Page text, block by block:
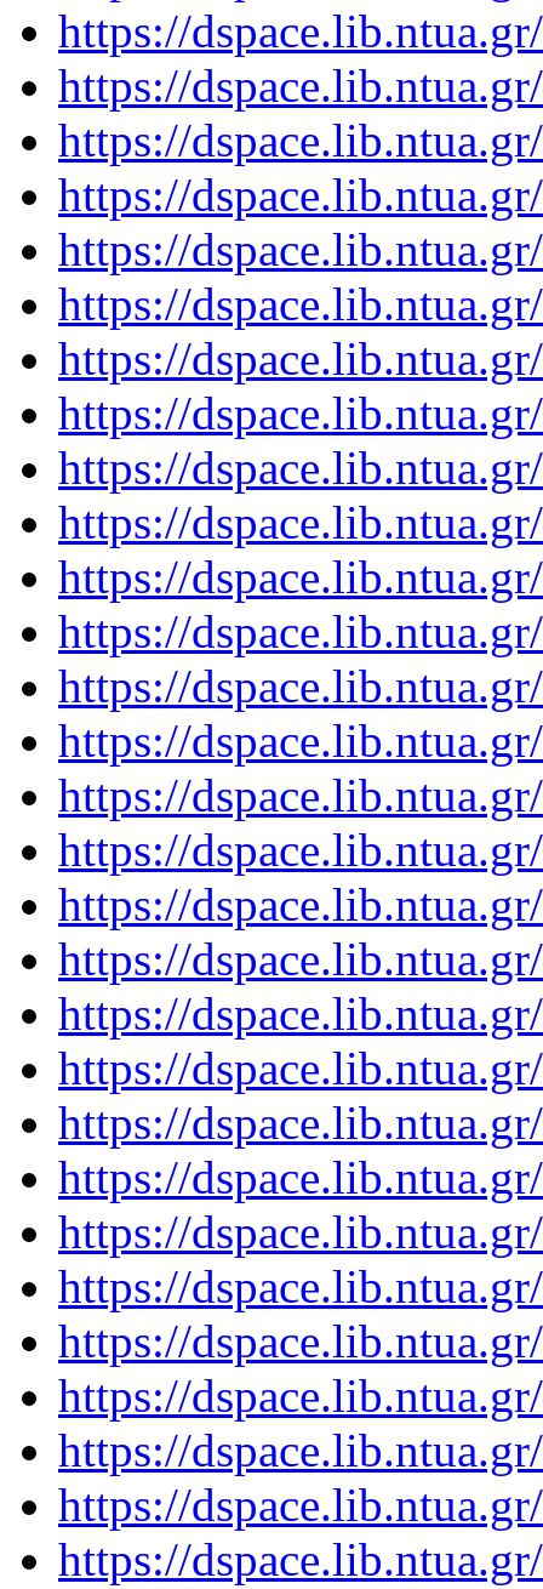
https://
https://
https://
https://
https://
https://
https://
https://
https://
https://
https://
https://
https://
https://
https://
https://
https://
https://
https://
https://
https://
https://
https://
https://
https://
https://
https://
https://
https://